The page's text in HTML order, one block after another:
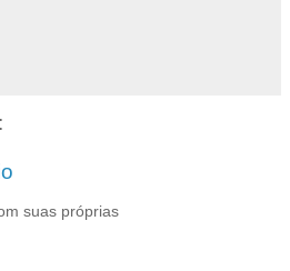
suas próprias